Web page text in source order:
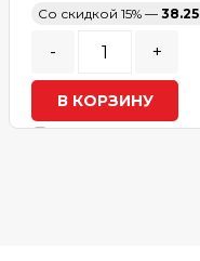
Со скидкой 15% — 38.25
- +
В КОРЗИНУ